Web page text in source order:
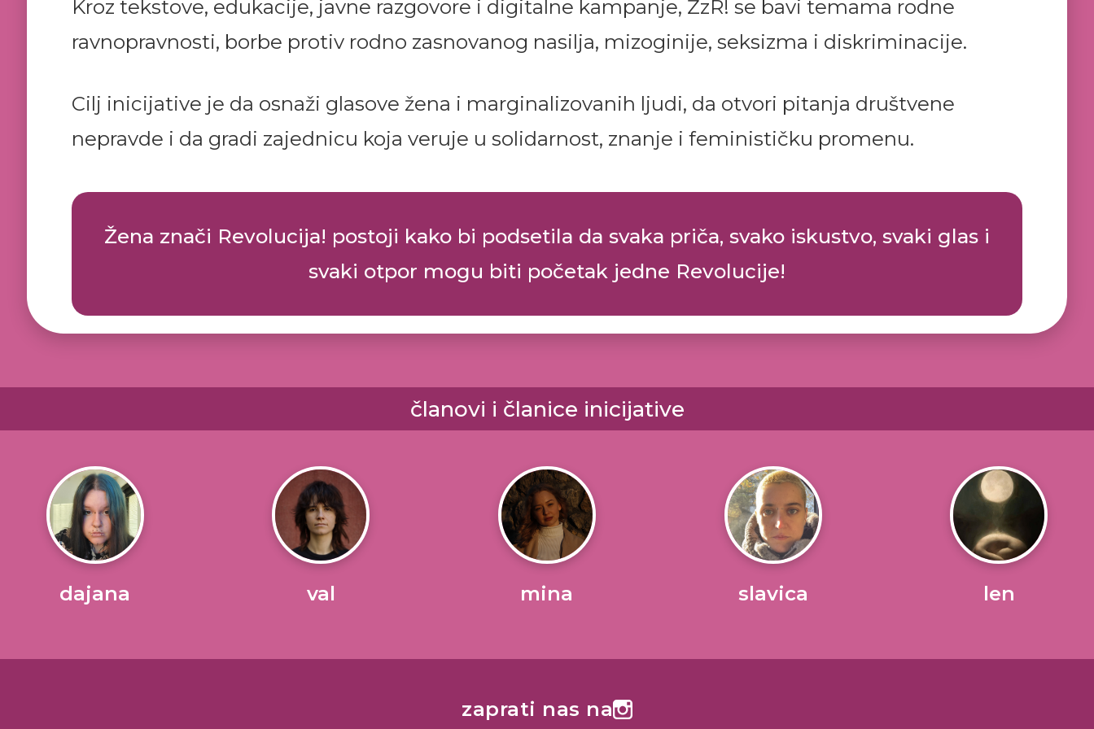
Kroz tekstove, edukacije, javne razgovore i digitalne kampanje, ŽzR! se bavi temama rodne
ravnopravnosti, borbe protiv rodno zasnovanog nasilja, mizoginije, seksizma i diskriminacije.
Cilj inicijative je da osnaži glasove žena i marginalizovanih ljudi, da otvori pitanja društvene
nepravde i da gradi zajednicu koja veruje u solidarnost, znanje i feminističku promenu.
Žena znači Revolucija! postoji kako bi podsetila da svaka priča, svako iskustvo, svaki glas i
svaki otpor mogu biti početak jedne Revolucije!
članovi i članice inicijative
dajana val mina slavica len
zaprati nas na